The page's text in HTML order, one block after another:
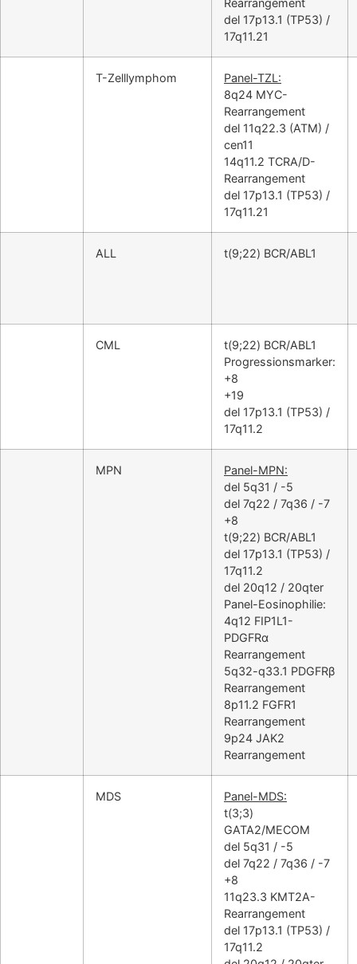
del 17p13.1 (TP53) /
17q11.21
T-Zelllymphom
Panel-TZL:
8q24 MYC-
Rearrangement
del 11q22.3 (ATM) /
cen11
14q11.2 TCRA/D-
Rearrangement
del 17p13.1 (TP53) /
17q11.21
ALL t(9;22) BCR/ABL1
CML
t(9;22) BCR/ABL1
Progressionsmarker:
+8
+19
del 17p13.1 (TP53) /
17q11.2
MPN
Panel-MPN:
del 5q31 / -5
del 7q22 / 7q36 / -7
+8
t(9;22) BCR/ABL1
del 17p13.1 (TP53) /
17q11.2
del 20q12 / 20qter
Panel-Eosinophilie:
4q12 FIP1L1-
PDGFRα
Rearrangement
5q32-q33.1 PDGFRβ
Rearrangement
8p11.2 FGFR1
Rearrangement
9p24 JAK2
Rearrangement
MDS
Panel-MDS:
t(3;3)
GATA2/MECOM
del 5q31 / -5
del 7q22 / 7q36 / -7
+8
11q23.3 KMT2A-
Rearrangement
del 17p13.1 (TP53) /
17q11.2